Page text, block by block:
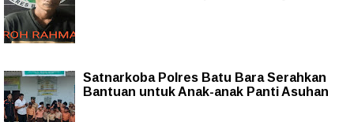
Satnarkoba Polres Batu Bara Serahkan
Bantuan untuk Anak-anak Panti Asuhan